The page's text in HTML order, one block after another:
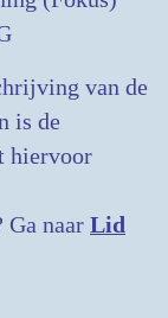
van de
is de
hiervoor
naar Lid